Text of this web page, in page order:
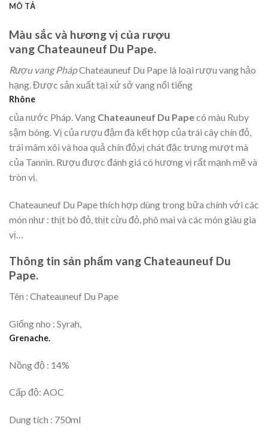
MÔ TẢ
Màu sắc và hương vị của rượu
vang Chateauneuf Du Pape.
Rượu vang PhápChateauneuf Du Pape là loại rượu vang hảo
hạng. Được sản xuất tại xứ sở vang nổi tiếng
Rhône
của nước Pháp. Vang Chateauneuf Du Papecó màu Ruby
sậm bóng. Vị của rượu đậm đà kết hợp của trái cây chín đỏ,
trái mâm xôi và hoa quả chín đỏ,vị chát đặc trưng mượt mà
của Tannin. Rượu được đánh giá có hương vị rất mạnh mẽ và
tròn vị.
Chateauneuf Du Pape thích hợp dùng trong bữa chính với các
món như : thịt bò đỏ, thịt cừu đỏ, phô mai và các món giàu gia
vị…
Thông tin sản phẩm vang Chateauneuf Du
Pape.
Tên : Chateauneuf Du Pape
Giống nho : Syrah,
Grenache.
Nồng độ : 14%
Cấp độ: AOC
Dung tích : 750ml